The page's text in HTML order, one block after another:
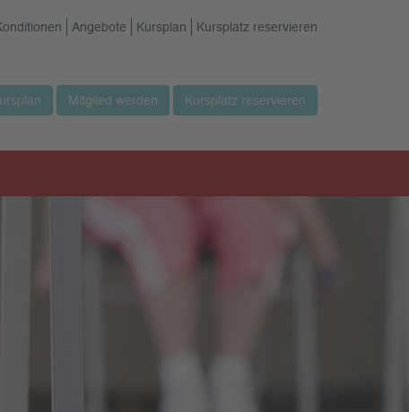
Angebote Kursplan Kursplatz reservieren
Mitglied werden Kursplatz reservieren